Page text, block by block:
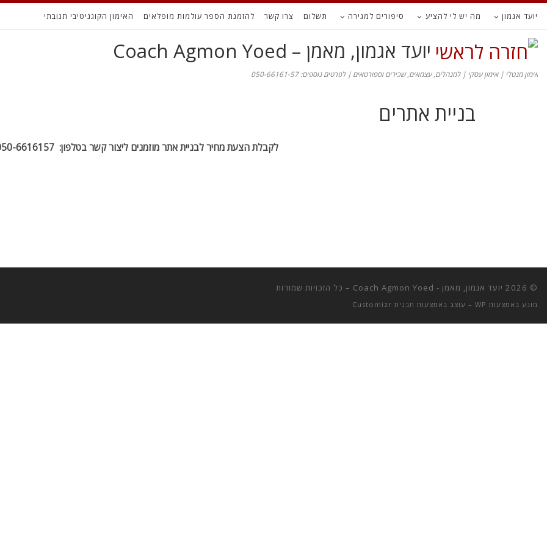
יועד אגמון מה יש לי להציע סיפורים למגירה תשלום צרו קשר להזמנת הספר עולמות מופלאים האימון הקוגניטיבי תגובתי
יועד אגמון, מאמן – Coach Agmon Yoed
אימון מנטלי | אימון עסקי | למנהלים, עצמאים, שכירים וספורטאים | לפרטים נוספים: 050-66161-57
בניית אתרים
לקבלת הצעת מחיר לבניית אתר מוזמנים ליצור קשר בטלפון: 050-6616157
© 2026 יועד אגמון, מאמן - Coach Agmon Yoed – כל הזכויות שמורות
מונע באמצעות WP – עוצב באמצעות תבנית Customizr